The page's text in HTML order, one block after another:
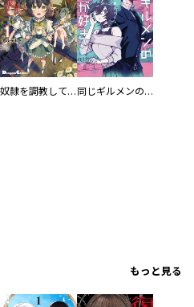
奴隷を調教してハーレム作る 同じギルメンの声が好き
もっと見る